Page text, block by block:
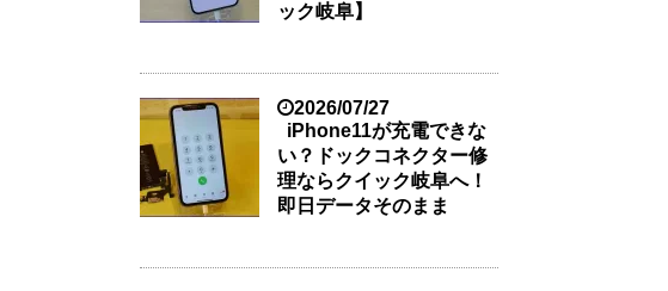
ック岐阜】
2026/07/27
iPhone11が充電できな
い？ドックコネクター修
理ならクイック岐阜へ！
即日データそのまま